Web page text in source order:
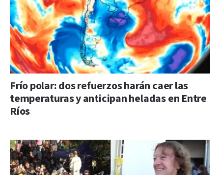
Frío polar: dos refuerzos harán caer las
temperaturas y anticipan heladas en Entre
Ríos